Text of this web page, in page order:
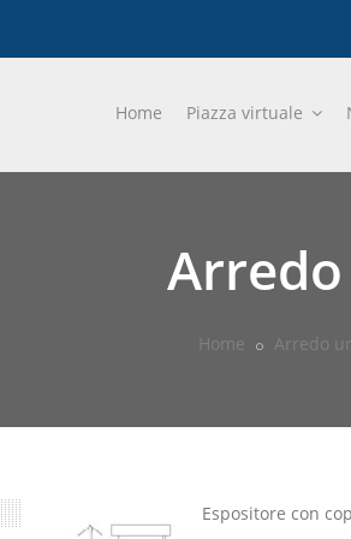
Home Piazza virtuale
Home Arredo
Espositore con